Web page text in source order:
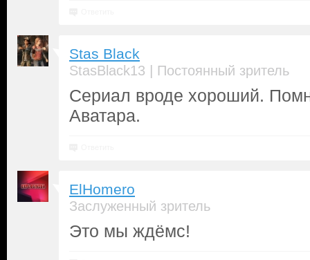
Stas Black
StasBlack13 | Постоянный зритель
Сериал вроде хороший.
Аватара.
ElHomero
Заслуженный зритель
Это мы ждёмс!